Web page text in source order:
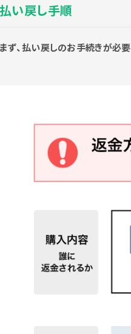
払い戻し手順
まず、払い戻しのお手続きが必